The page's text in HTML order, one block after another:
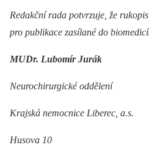
Redakční rada potvrzuje, že
pro publikace zasílané do
MUDr. Lubomír Jurák
Neurochirurgické oddělení
Krajská nemocnice Liberec, a.s.
Husova 10